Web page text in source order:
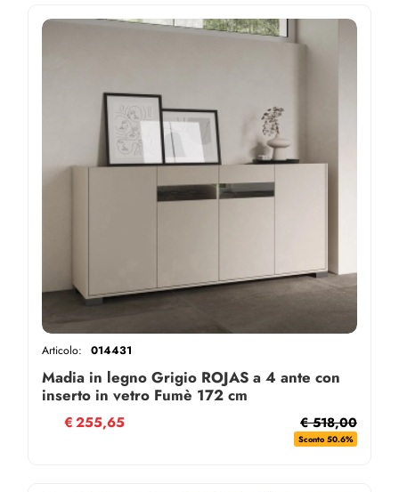
Madia in legno Grigio ROJAS a 4 ante con
inserto in vetro Fumè 172 cm
Articolo: 014431
€ 518,00
Sconto 50.6%
€255,65